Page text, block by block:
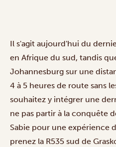
Il s'agit aujourd'hui du
en Afrique du sud, tandis
Johannesburg sur une
4 à 5 heures de route sans
souhaitez y intégrer une
ne pas partir à la conquête
Sabie pour une expérience
prenez la R535 sud de